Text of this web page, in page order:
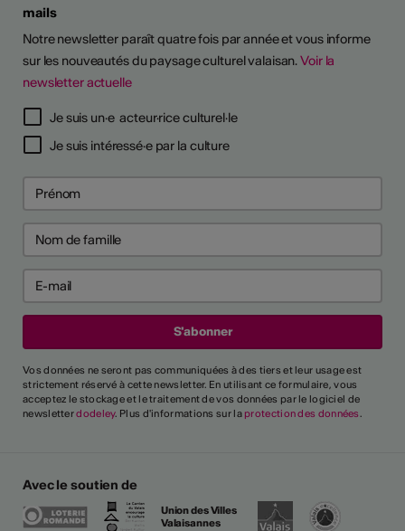
mails
Notre newsletter paraît quatre fois par année et vous informe
sur les nouveautés du paysage culturel valaisan.Voir la
newsletter actuelle
Je suis un·e acteur·rice culturel·le
Je suis intéressé·e par la culture
Vos données ne seront pas communiquées à des tiers et leur usage est
strictement réservé à cette newsletter. En utilisant ce formulaire, vous
acceptez le stockage et le traitement de vos données par le logiciel de
newsletterdodeley. Plus d'informations sur la protection des données.
Avec le soutien de
Union des Villes
Valaisannes